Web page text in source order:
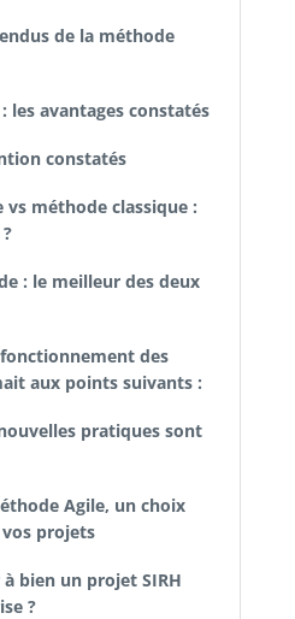
de la méthode
les avantages constatés
constatés
vs méthode classique :
: le meilleur des deux
des
aux points suivants :
pratiques sont
Agile, un choix
projets
bien un projet SIRH
?